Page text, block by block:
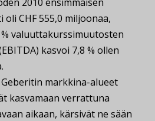
CHF 555,0 miljoonaa,
valuuttakurssimuutosten
kasvoi 7,8 % ollen
markkina-alueet
kasvamaan verrattuna
aikaan, kärsivät ne sään